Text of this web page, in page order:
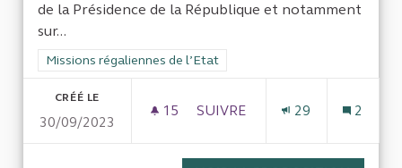
de la Présidence de la République et notamment
sur...
Filtrer les résultats de la catégorie : Missions régaliennes de
Missions régaliennes de l’Etat
CRÉÉ LE
30/09/2023
15 15 ABONNÉS
SUIVRE
29 2